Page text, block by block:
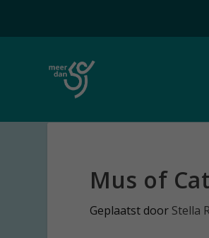
Mus of
Geplaatst door Stella